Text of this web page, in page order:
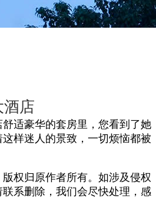
店
适豪华的套房里，您看到了她
样迷人的景致，一切烦恼都被
权归原作者所有。如涉及侵权
系删除，我们会尽快处理，感